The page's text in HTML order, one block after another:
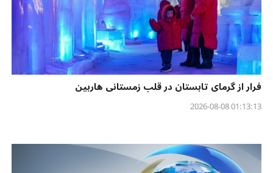
فرار از گرمای تابستان در قلب زمستانی هاربین
01:13:13 2026-08-08